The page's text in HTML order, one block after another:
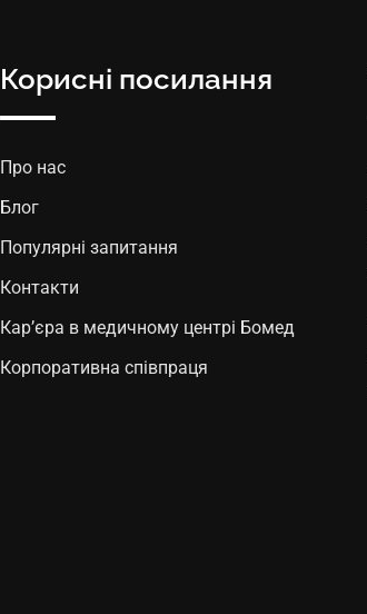
Корисні посилання
Про нас
Блог
Популярні запитання
Контакти
Кар’єра в медичному центрі Бомед
Корпоративна співпраця